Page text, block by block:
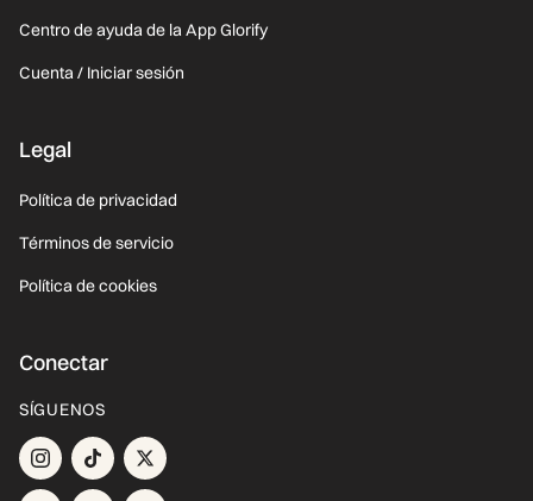
Centro de ayuda de la App Glorify
Cuenta / Iniciar sesión
Legal
Política de privacidad
Términos de servicio
Política de cookies
Conectar
SÍGUENOS